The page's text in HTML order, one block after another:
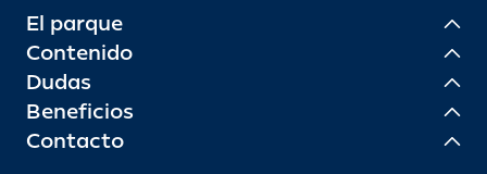
El parque
Contenido
Dudas
Beneficios
Contacto